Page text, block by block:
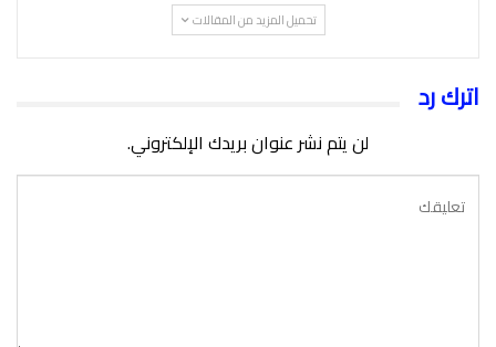
تحميل المزيد من المقالات
اترك رد
لن يتم نشر عنوان بريدك الإلكتروني.